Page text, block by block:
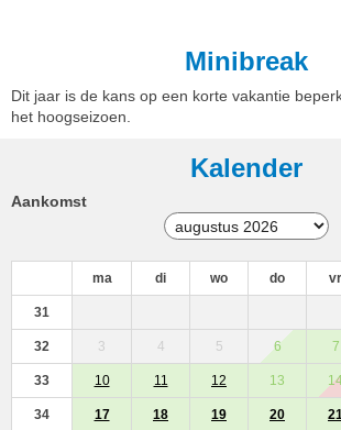
Minibreak
Dit jaar is de kans op een korte vakantie
het hoogseizoen.
Kalender
Aankomst
ma di wo do vr
31
32 3 4 5 6 7
33 10 11 12 13
34 17 18 19 20